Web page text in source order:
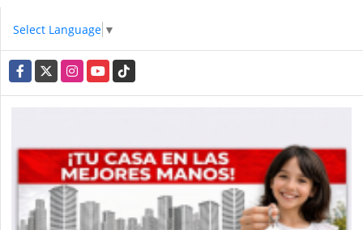
Select Language ▼
Facebook
X InstagramYouTubeTikTok